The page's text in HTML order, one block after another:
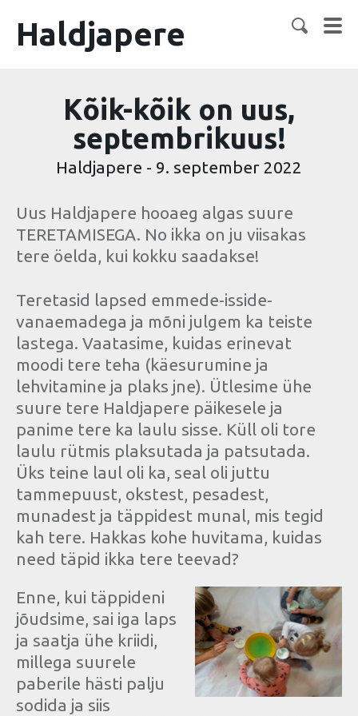
Haldjapere
Kõik-kõik on uus,
septembrikuus!
Haldjapere - 9. september 2022
Uus Haldjapere hooaeg algas suure
TERETAMISEGA. No ikka on ju viisakas
tere öelda, kui kokku saadakse!
Teretasid lapsed emmede-isside-
vanaemadega ja mõni julgem ka teiste
lastega. Vaatasime, kuidas erinevat
moodi tere teha (käesurumine ja
lehvitamine ja plaks jne). Ütlesime ühe
suure tere Haldjapere päikesele ja
panime tere ka laulu sisse. Küll oli tore
laulu rütmis plaksutada ja patsutada.
Üks teine laul oli ka, seal oli juttu
tammepuust, okstest, pesadest,
munadest ja täppidest munal, mis tegid
kah tere. Hakkas kohe huvitama, kuidas
need täpid ikka tere teevad?
Enne, kui täppideni
jõudsime, sai iga laps
ja saatja ühe kriidi,
millega suurele
paberile hästi palju
sodida ja siis